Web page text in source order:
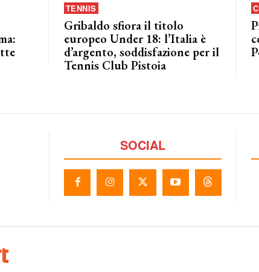
TENNIS
Gribaldo sfiora il titolo
europeo Under 18: l’Italia è
d’argento, soddisfazione per il
Tennis Club Pistoia
SOCIAL